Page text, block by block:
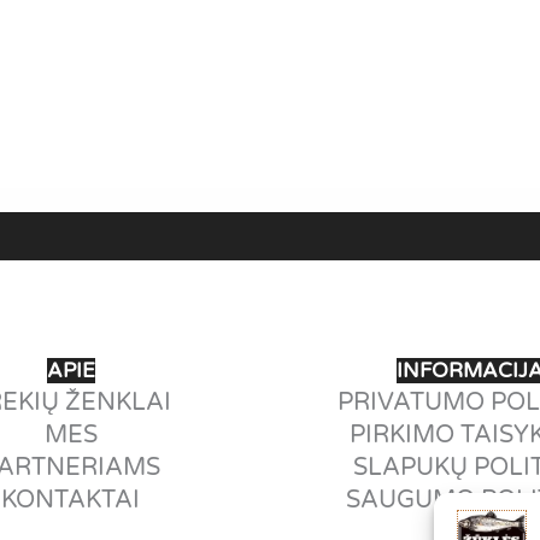
APIE
ŽENKLAI
MES
KONTAKTAI
PRIVATUMO
PIRKIMO
SLAPUKŲ
SAUGUMO